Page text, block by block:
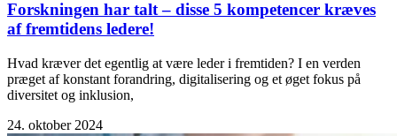
Forskningen har talt – disse 5 kompetencer kræves
af fremtidens ledere!
Hvad kræver det egentlig at være leder i fremtiden? I en verden
præget af konstant forandring, digitalisering og et øget fokus på
diversitet og inklusion,
24. oktober 2024